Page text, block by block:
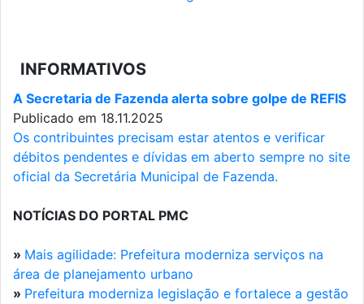
INFORMATIVOS
A Secretaria de Fazenda alerta sobre golpe de REFIS
Publicado em 18.11.2025
Os contribuintes precisam estar atentos e verificar
débitos pendentes e dívidas em aberto sempre no site
oficial da Secretária Municipal de Fazenda.
NOTÍCIAS DO PORTAL PMC
» Mais agilidade: Prefeitura moderniza serviços na
área de planejamento urbano
» Prefeitura moderniza legislação e fortalece a gestão